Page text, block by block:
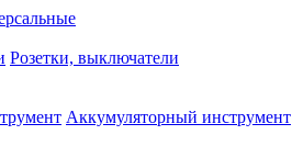
Розетки, выключатели
Аккумуляторный инструмент